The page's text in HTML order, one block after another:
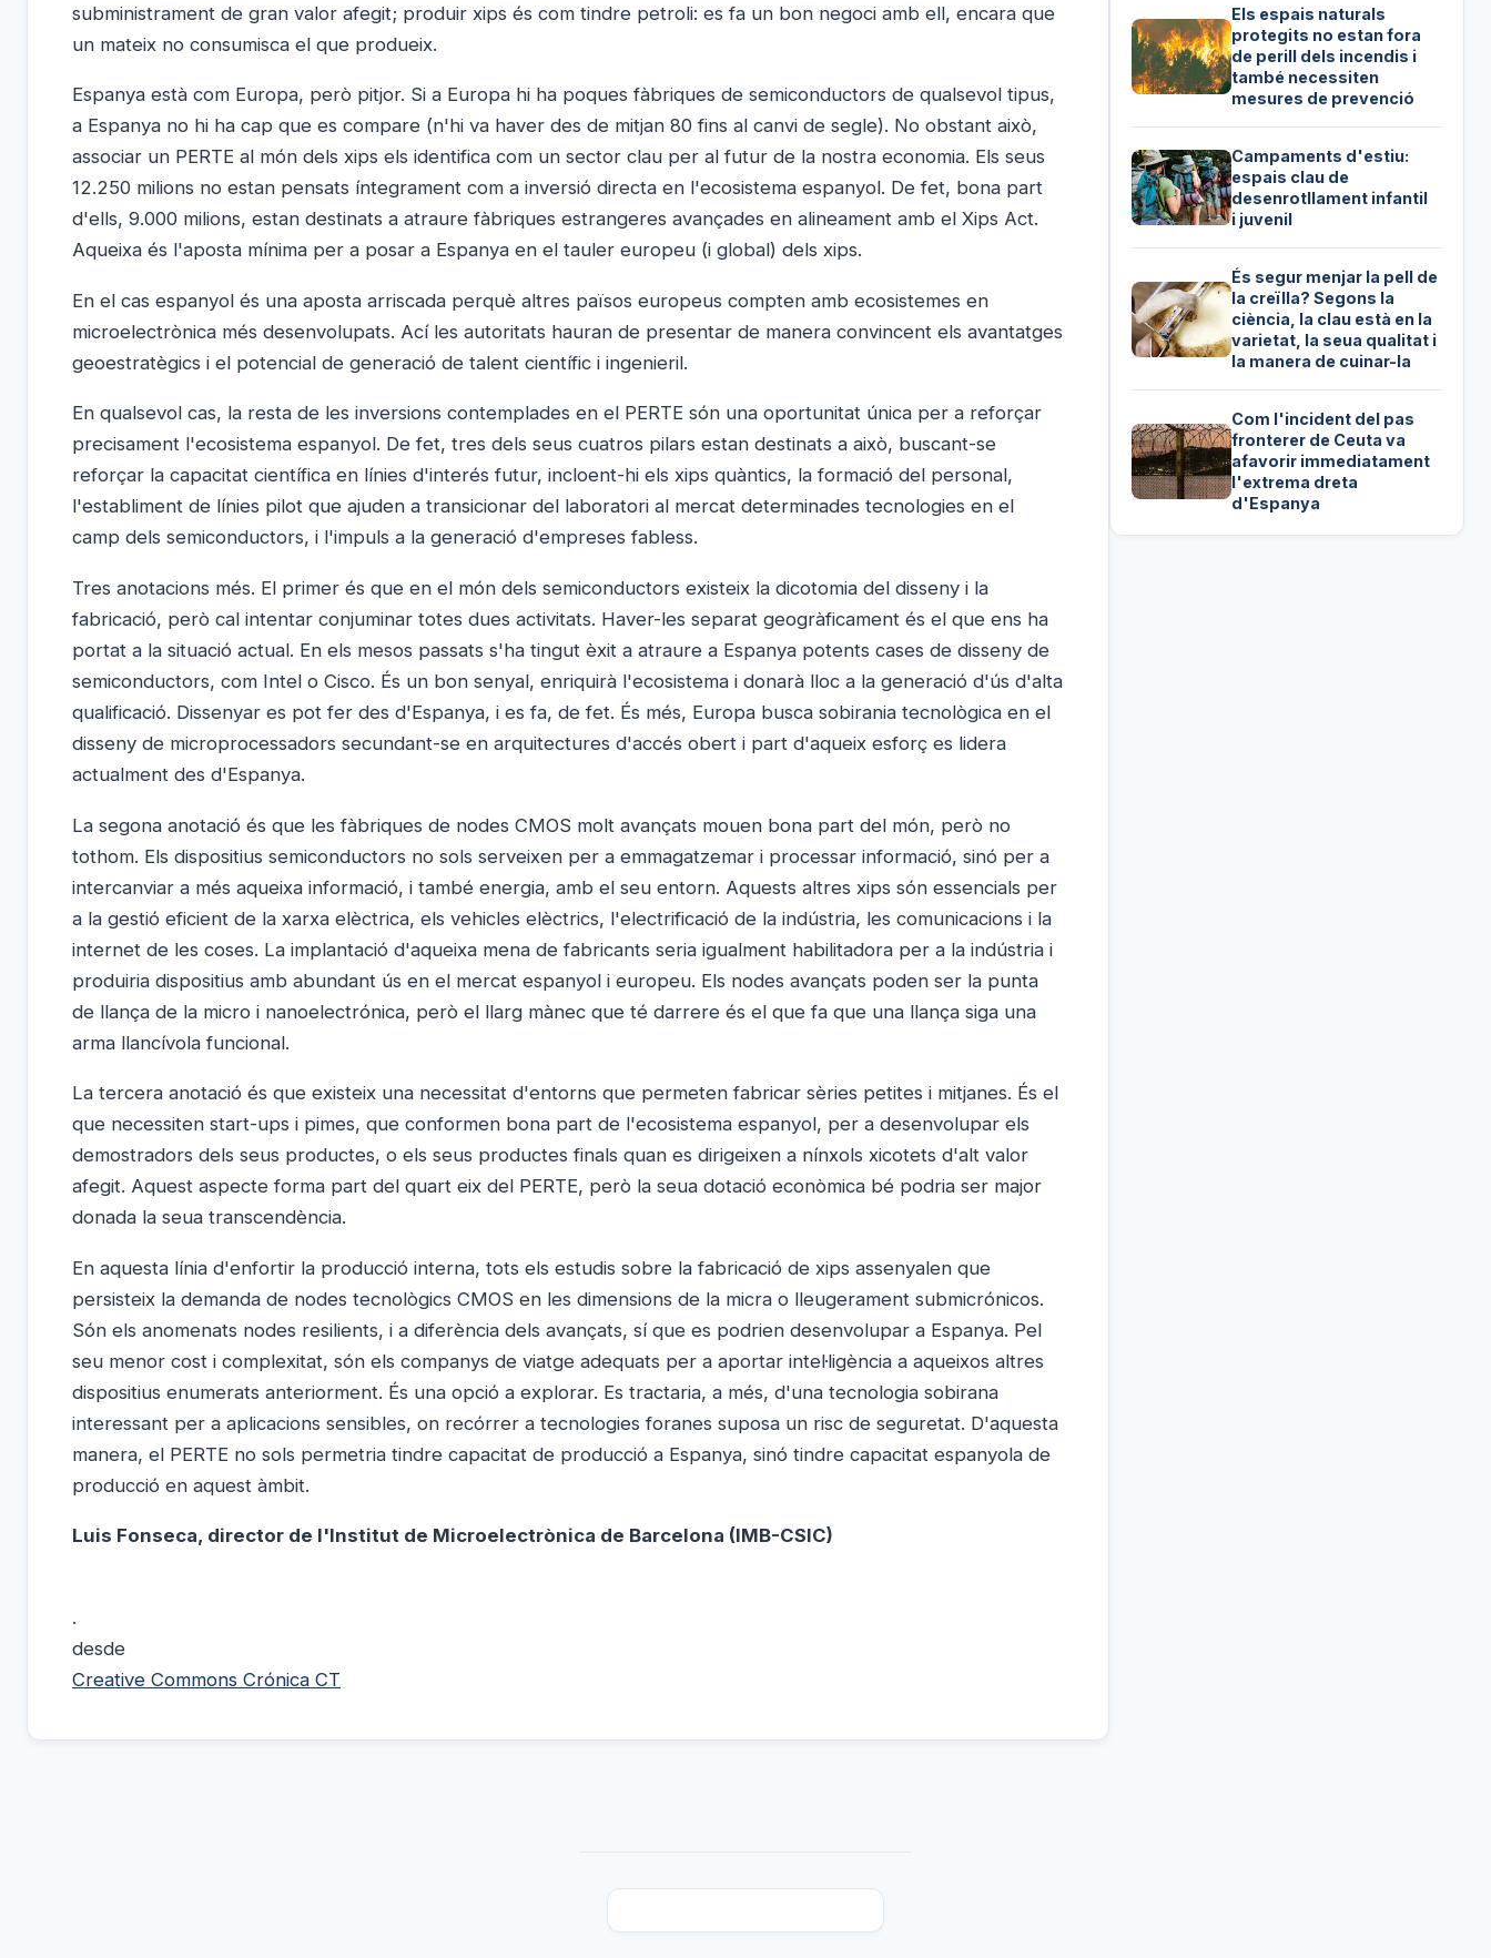
subministrament de gran valor afegit; produir xips és com tindre petroli: es fa un bon negoci amb ell, encara que
un mateix no consumisca el que produeix.
Espanya està com Europa, però pitjor. Si a Europa hi ha poques fàbriques de semiconductors de qualsevol tipus,
a Espanya no hi ha cap que es compare (n'hi va haver des de mitjan 80 fins al canvi de segle). No obstant això,
associar un PERTE al món dels xips els identifica com un sector clau per al futur de la nostra economia. Els seus
12.250 milions no estan pensats íntegrament com a inversió directa en l'ecosistema espanyol. De fet, bona part
d'ells, 9.000 milions, estan destinats a atraure fàbriques estrangeres avançades en alineament amb el Xips Act.
Aqueixa és l'aposta mínima per a posar a Espanya en el tauler europeu (i global) dels xips.
En el cas espanyol és una aposta arriscada perquè altres països europeus compten amb ecosistemes en
microelectrònica més desenvolupats. Ací les autoritats hauran de presentar de manera convincent els avantatges
geoestratègics i el potencial de generació de talent científic i ingenieril.
En qualsevol cas, la resta de les inversions contemplades en el PERTE són una oportunitat única per a reforçar
precisament l'ecosistema espanyol. De fet, tres dels seus cuatros pilars estan destinats a això, buscant-se
reforçar la capacitat científica en línies d'interés futur, incloent-hi els xips quàntics, la formació del personal,
l'establiment de línies pilot que ajuden a transicionar del laboratori al mercat determinades tecnologies en el
camp dels semiconductors, i l'impuls a la generació d'empreses fabless.
Tres anotacions més. El primer és que en el món dels semiconductors existeix la dicotomia del disseny i la
fabricació, però cal intentar conjuminar totes dues activitats. Haver-les separat geogràficament és el que ens ha
portat a la situació actual. En els mesos passats s'ha tingut èxit a atraure a Espanya potents cases de disseny de
semiconductors, com Intel o Cisco. És un bon senyal, enriquirà l'ecosistema i donarà lloc a la generació d'ús d'alta
qualificació. Dissenyar es pot fer des d'Espanya, i es fa, de fet. És més, Europa busca sobirania tecnològica en el
disseny de microprocessadors secundant-se en arquitectures d'accés obert i part d'aqueix esforç es lidera
actualment des d'Espanya.
La segona anotació és que les fàbriques de nodes CMOS molt avançats mouen bona part del món, però no
tothom. Els dispositius semiconductors no sols serveixen per a emmagatzemar i processar informació, sinó per a
intercanviar a més aqueixa informació, i també energia, amb el seu entorn. Aquests altres xips són essencials per
a la gestió eficient de la xarxa elèctrica, els vehicles elèctrics, l'electrificació de la indústria, les comunicacions i la
internet de les coses. La implantació d'aqueixa mena de fabricants seria igualment habilitadora per a la indústria i
produiria dispositius amb abundant ús en el mercat espanyol i europeu. Els nodes avançats poden ser la punta
de llança de la micro i nanoelectrónica, però el llarg mànec que té darrere és el que fa que una llança siga una
arma llancívola funcional.
La tercera anotació és que existeix una necessitat d'entorns que permeten fabricar sèries petites i mitjanes. És el
que necessiten start-ups i pimes, que conformen bona part de l'ecosistema espanyol, per a desenvolupar els
demostradors dels seus productes, o els seus productes finals quan es dirigeixen a nínxols xicotets d'alt valor
afegit. Aquest aspecte forma part del quart eix del PERTE, però la seua dotació econòmica bé podria ser major
donada la seua transcendència.
En aquesta línia d'enfortir la producció interna, tots els estudis sobre la fabricació de xips assenyalen que
persisteix la demanda de nodes tecnològics CMOS en les dimensions de la micra o lleugerament submicrónicos.
Són els anomenats nodes resilients, i a diferència dels avançats, sí que es podrien desenvolupar a Espanya. Pel
seu menor cost i complexitat, són els companys de viatge adequats per a aportar intel·ligència a aqueixos altres
dispositius enumerats anteriorment. És una opció a explorar. Es tractaria, a més, d'una tecnologia sobirana
interessant per a aplicacions sensibles, on recórrer a tecnologies foranes suposa un risc de seguretat. D'aquesta
manera, el PERTE no sols permetria tindre capacitat de producció a Espanya, sinó tindre capacitat espanyola de
producció en aquest àmbit.
Luis Fonseca, director de l'Institut de Microelectrònica de Barcelona (IMB-CSIC)
.
desde
Creative Commons Crónica CT
Els espais naturals
protegits no estan fora
de perill dels incendis i
també necessiten
mesures de prevenció
Campaments d'estiu:
espais clau de
desenrotllament infantil
i juvenil
És segur menjar la pell de
la creïlla? Segons la
ciència, la clau està en la
varietat, la seua qualitat i
la manera de cuinar-la
Com l'incident del pas
fronterer de Ceuta va
afavorir immediatament
l'extrema dreta
d'Espanya